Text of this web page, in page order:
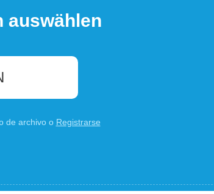
auswählen
de archivo o Registrarse